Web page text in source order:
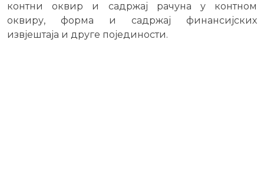
контни оквир и садржај рачуна у контном
оквиру, форма и садржај финансијских
извјештаја и друге појединости.